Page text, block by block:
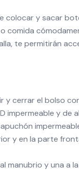
colocar y sacar
comida
te permitirán
y cerrar el bolso
impermeable y de
y en la parte
manubrio y una a